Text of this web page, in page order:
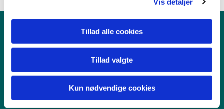
Vis detaljer
Tillad alle cookies
Tillad valgte
Kun nødvendige cookies
Konfirmation/Konfirmander
Minikonfirmander